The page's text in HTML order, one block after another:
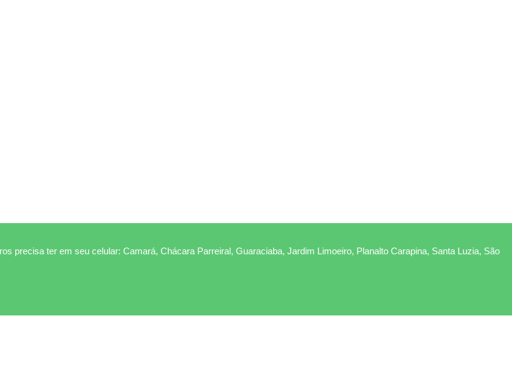
precisa ter em seu celular: Camará, Chácara Parreiral, Guaraciaba, Jardim Limoeiro, Planalto Carapina, Santa Luzia, São